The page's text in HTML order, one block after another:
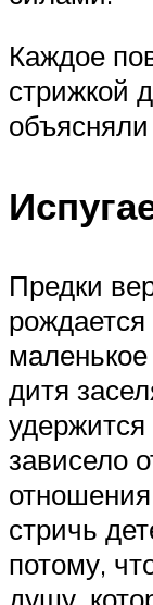
Каждое
стрижкой
Предки
дитя
зависело
стричь
потому,